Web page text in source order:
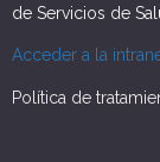
de Servicios de
Acceder a la
Política de